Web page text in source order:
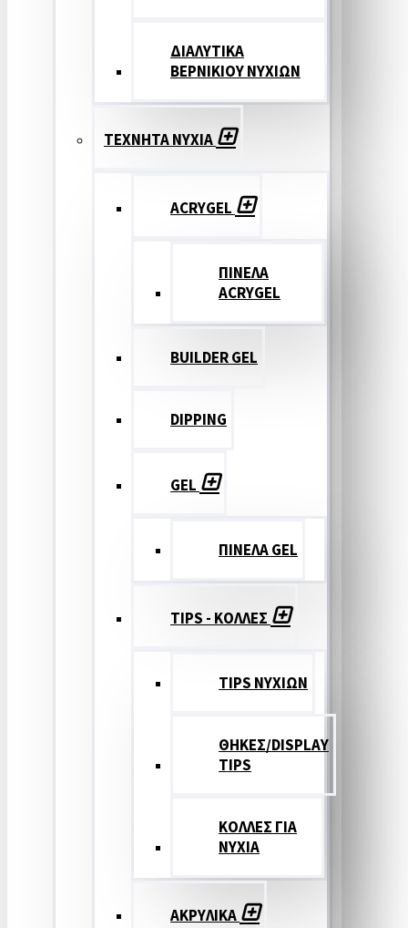
ΔΙΑΛΥΤΙΚΑ
ΒΕΡΝΙΚΙΟΥ ΝΥΧΙΩΝ
ΤΕΧΝΗΤΑ ΝΥΧΙΑ
ACRYGEL
ΠΙΝΕΛΑ
ACRYGEL
BUILDER GEL
DIPPING
GEL
ΠΙΝΕΛΑ GEL
TIPS - ΚΟΛΛΕΣ
TIPS ΝΥΧΙΩΝ
ΘΗΚΕΣ/DISPLAY
TIPS
ΚΟΛΛΕΣ ΓΙΑ
ΝΥΧΙΑ
ΑΚΡΥΛΙΚΑ